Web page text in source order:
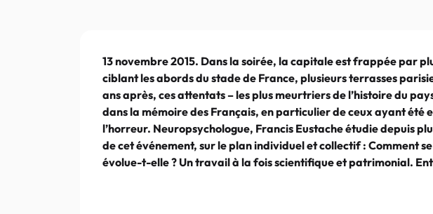
13 novembre 2015. Dans la soirée, la capitale est frappée par
ciblant les abords du stade de France, plusieurs terrasses
ans après, ces attentats – les plus meurtriers de l’histoire du
dans la mémoire des Français, en particulier de ceux ayant été
l’horreur. Neuropsychologue, Francis Eustache étudie depuis
de cet événement, sur le plan individuel et collectif : Comment
évolue-t-elle ? Un travail à la fois scientifique et patrimonial.